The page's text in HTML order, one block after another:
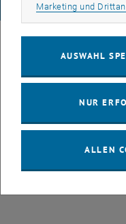
©
Marketing und
AUSWAHL
NUR
ALLEN